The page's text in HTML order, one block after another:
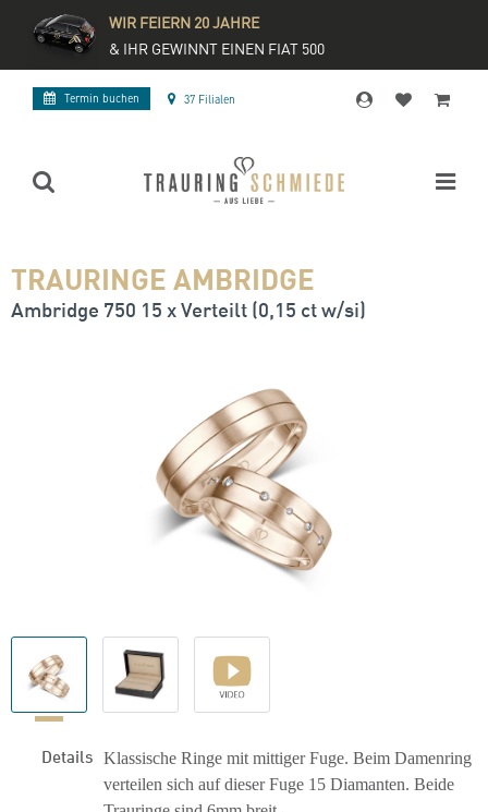
WIR FEIERN 20 JAHRE
& IHR GEWINNT EINEN FIAT 500
Termin buchen 37 Filialen
TRAURINGE AMBRIDGE
Ambridge 750 15 x Verteilt (0,15 ct w/si)
Details Klassische Ringe mit mittiger Fuge. Beim Damenring
verteilen sich auf dieser Fuge 15 Diamanten. Beide